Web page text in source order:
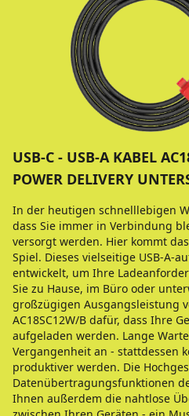
USB-C - USB-A KABEL
POWER DELIVERY
In der heutigen schnelllebigen
dass Sie immer in Verbindung
versorgt werden. Hier kommt das
Spiel. Dieses vielseitige USB-A-
entwickelt, um Ihre
Sie zu Hause, im Büro oder
großzügigen Ausgangsleistung
AC18SC12W/B dafür, dass Ihre
aufgeladen werden. Lange
Vergangenheit an - stattdessen
produktiver werden. Die
Datenübertragungsfunktionen
Ihnen außerdem die nahtlose